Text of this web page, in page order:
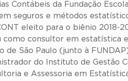
Contábeis da Fundação
seguros e métodos
eleito para o biênio 2018-
como consultor em estatística
de São Paulo (junto à
do Instituto de Gestão
e Assessoria em